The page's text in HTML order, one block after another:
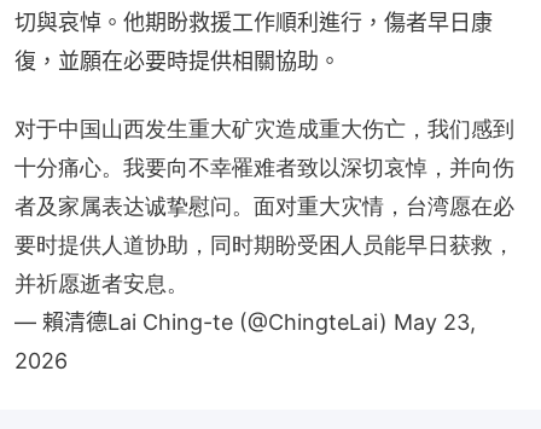
切與哀悼。他期盼救援工作順利進行，傷者早日康
復，並願在必要時提供相關協助。
对于中国山西发生重大矿灾造成重大伤亡，我们感到
十分痛心。我要向不幸罹难者致以深切哀悼，并向伤
者及家属表达诚挚慰问。面对重大灾情，台湾愿在必
要时提供人道协助，同时期盼受困人员能早日获救，
并祈愿逝者安息。
— 賴清德Lai Ching-te (@ChingteLai) May 23,
2026